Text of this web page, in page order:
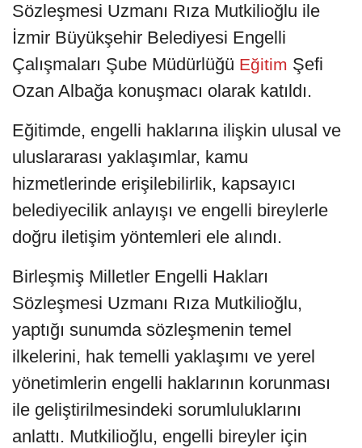
Sözleşmesi Uzmanı Rıza Mutkilioğlu ile
İzmir Büyükşehir Belediyesi Engelli
Çalışmaları Şube Müdürlüğü Eğitim Şefi
Ozan Albağa konuşmacı olarak katıldı.
Eğitimde, engelli haklarına ilişkin ulusal ve
uluslararası yaklaşımlar, kamu
hizmetlerinde erişilebilirlik, kapsayıcı
belediyecilik anlayışı ve engelli bireylerle
doğru iletişim yöntemleri ele alındı.
Birleşmiş Milletler Engelli Hakları
Sözleşmesi Uzmanı Rıza Mutkilioğlu,
yaptığı sunumda sözleşmenin temel
ilkelerini, hak temelli yaklaşımı ve yerel
yönetimlerin engelli haklarının korunması
ile geliştirilmesindeki sorumluluklarını
anlattı. Mutkilioğlu, engelli bireyler için